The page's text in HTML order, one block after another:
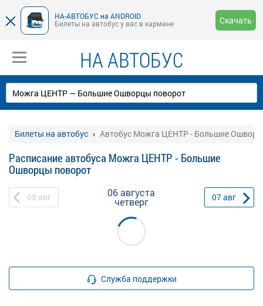
НА-АВТОБУС на ANDROID
Билеты на автобус у вас в кармане
Скачать
НА АВТОБУС
Билеты на автобус Автобус Можга ЦЕНТР - Большие
Расписание автобуса Можга ЦЕНТР - Большие
Ошворцы поворот
05 авг 06 августа
четверг 07авг
Служба поддержки